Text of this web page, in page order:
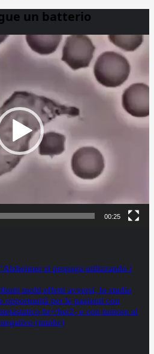
un batterio
00:25
si propaga utilizzando i
molti effetti avversi, lo studio
opportunità per le pazienti con
hr+/her2- e con tumore al
(mtnbc)